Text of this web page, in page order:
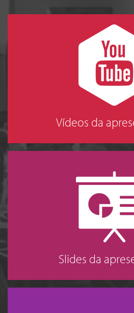
Vídeos da
Slides da